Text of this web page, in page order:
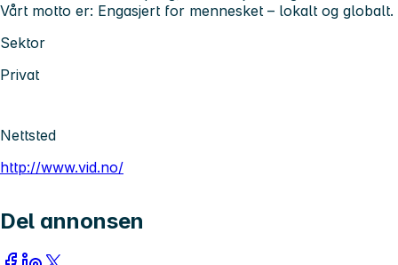
Vårt motto er: Engasjert for mennesket – lokalt og globalt.
Sektor
Privat
Nettsted
http://www.vid.no/
Del annonsen